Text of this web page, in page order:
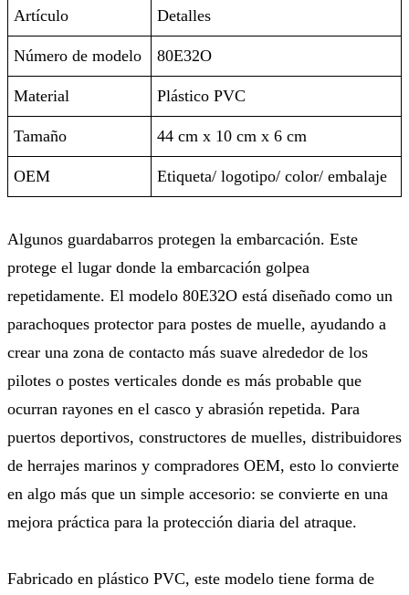
Artículo Detalles
Número de modelo 80E32O
Material Plástico PVC
Tamaño 44 cm x 10 cm x 6 cm
OEM Etiqueta/ logotipo/ color/ embalaje
Algunos guardabarros protegen la embarcación. Este
protege el lugar donde la embarcación golpea
repetidamente. El modelo 80E32O está diseñado como un
parachoques protector para postes de muelle, ayudando a
crear una zona de contacto más suave alrededor de los
pilotes o postes verticales donde es más probable que
ocurran rayones en el casco y abrasión repetida. Para
puertos deportivos, constructores de muelles, distribuidores
de herrajes marinos y compradores OEM, esto lo convierte
en algo más que un simple accesorio: se convierte en una
mejora práctica para la protección diaria del atraque.
Fabricado en plástico PVC, este modelo tiene forma de